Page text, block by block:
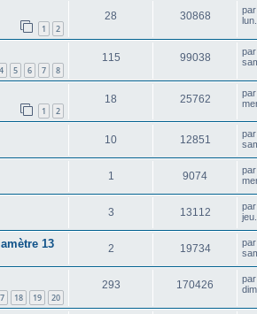
1 2
28 30868 par
4 5 6 7 8
115 99038 par
1 2
18 25762 par
10 12851 par
1 9074 par
3 13112 par
13 2 19734 par
18 19 20
293 170426 par